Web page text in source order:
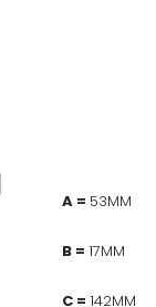
A = 53MM
B = 17MM
C = 142MM